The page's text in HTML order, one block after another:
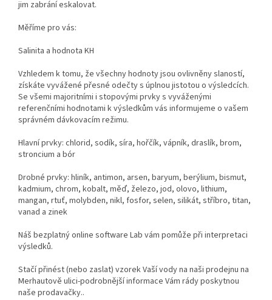
jim zabrání eskalovat.
Měříme pro vás:
Salinita a hodnota KH
Vzhledem k tomu, že všechny hodnoty jsou ovlivněny slaností,
získáte vyvážené přesné odečty s úplnou jistotou o výsledcích.
Se všemi majoritními i stopovými prvky s vyváženými
referenčními hodnotami k výsledkům vás informujeme o vašem
správném dávkovacím režimu.
Hlavní prvky: chlorid, sodík, síra, hořčík, vápník, draslík, brom,
stroncium a bór
Drobné prvky: hliník, antimon, arsen, baryum, berýlium, bismut,
kadmium, chrom, kobalt, měď, železo, jod, olovo, lithium,
mangan, rtuť, molybden, nikl, fosfor, selen, silikát, stříbro, titan,
vanad a zinek
Náš bezplatný online software Lab vám pomůže při interpretaci
výsledků.
Stačí přinést (nebo zaslat) vzorek Vaší vody na naši prodejnu na
Merhautově ulici-podrobnější informace Vám rády poskytnou
naše prodavačky..